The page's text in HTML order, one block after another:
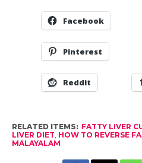
Facebook
Pinterest
Reddit
RELATED ITEMS: FATTY LIVER
LIVER DIET HOW TO REVERSE
MALAYALAM